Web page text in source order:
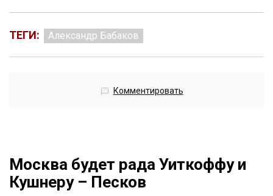
ТЕГИ: Александр Бабаков
Комментировать
Москва будет рада Уиткоффу и
Кушнеру – Песков